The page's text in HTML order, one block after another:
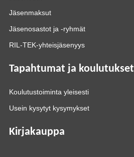
Jäsenmaksut
Jäsenosastot ja -ryhmät
RIL-TEK-yhteisjäsenyys
Tapahtumat ja koulutukset
Koulutustoiminta yleisesti
Usein kysytyt kysymykset
Kirjakauppa